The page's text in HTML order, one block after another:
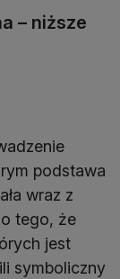
– niższe
podstawa
wraz z
tego, że
jest
symboliczny